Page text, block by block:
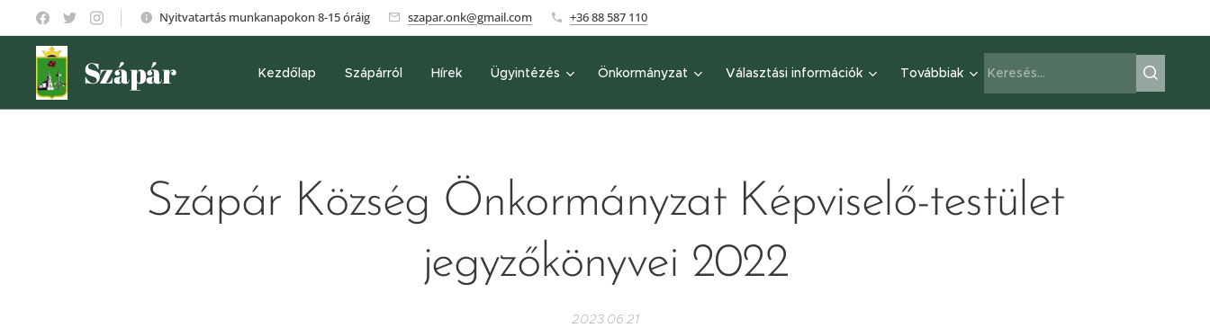
Nyitvatartás munkanapokon 8-15 óráig szapar.onk@gmail.com +36 88 587 110
Szápár Kezdőlap Szápárról Hírek Ügyintézés Önkormányzat Választási információk Továbbiak
Szápár Község Önkormányzat Képviselő-testület
jegyzőkönyvei 2022
2023.06.21